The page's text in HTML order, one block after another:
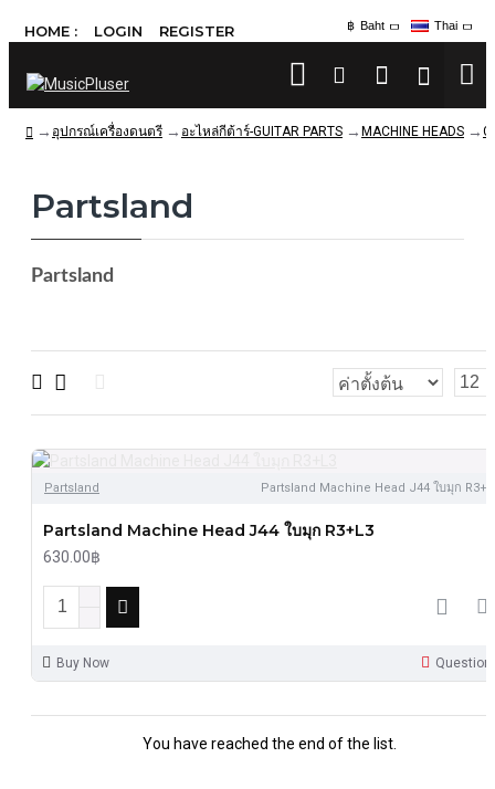
HOME : LOGIN REGISTER ฿ Baht Thai
อุปกรณ์เครื่องดนตรี อะไหล่กีต้าร์-GUITAR PARTS MACHINE HEADS
Partsland
Partsland
Partsland Partsland Machine Head J44 ใบมุก
Partsland Machine Head J44 ใบมุก R3+L3
630.00฿
Buy Now Question
You have reached the end of the list.